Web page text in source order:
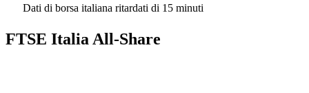
Dati di borsa italiana ritardati di 15 minuti
FTSE Italia All-Share